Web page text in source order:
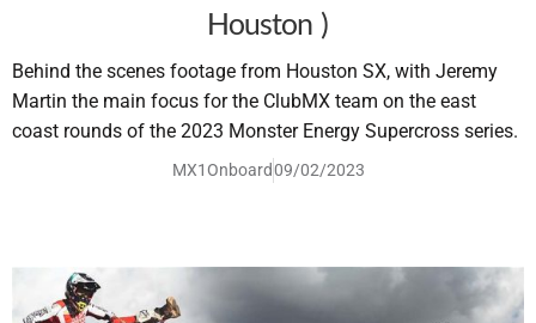
Houston )
Behind the scenes footage from Houston SX, with Jeremy
Martin the main focus for the ClubMX team on the east
coast rounds of the 2023 Monster Energy Supercross series.
MX1Onboard09/02/2023